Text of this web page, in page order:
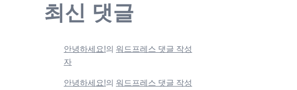
최신 댓글
안녕하세요!의 워드프레스 댓글 작성
자
안녕하세요!의 워드프레스 댓글 작성